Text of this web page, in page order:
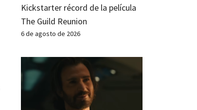
Kickstarter récord de la película
The Guild Reunion
6 de agosto de 2026